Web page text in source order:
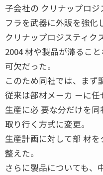
子会社の クリナップロ
フラを武器に外販を強化
クリナップロジスティク
2004 材や製品が滞るこ
可欠だった。
このため同社では、まず
従来は部材メーカ ーに任
生産に必 要な分だけを
取り行く方式に変更。
生産計画に対して部 材
整えた。
さらに製品についても、